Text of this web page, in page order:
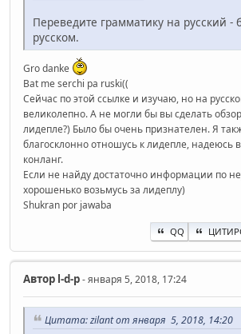
Переведите грамматику на русский -
русском.
Gro danke
Bat me serchi pa ruski((
Сейчас по этой ссылке и изучаю, но на
великолепно. А не могли бы вы сделать
лидепле?) Было бы очень признателен. Я
благосклонно отношусь к лидепле, надеюсь
конланг.
Если не найду достаточно информации по
хорошенько возьмусь за лидеплу)
Shukran por jawaba
QQ
Автор l-d-p- января 5, 2018, 17:24
Цитата: zilant от января 5, 2018, 14:20